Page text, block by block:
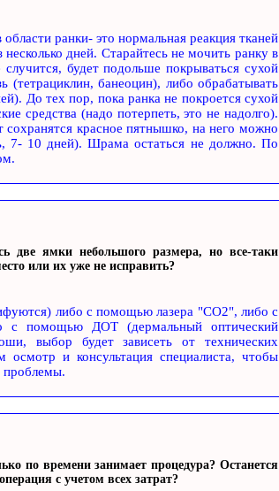
ранки- это нормальная реакция тканей
дней. Старайтесь не мочить ранку в
будет подольше покрываться сухой
(тетрациклин, банеоцин), либо обрабатывать
До тех пор, пока ранка не покроется сухой
средства (надо потерпеть, это не надолго).
сохранятся красное пятнышко, на него можно
7- 10 дней). Шрама остаться не должно. По
две ямки небольшого размера, но все-таки
или их уже не исправить?
либо с помощью лазера "СО2", либо с
с помощью ДОТ (дермальный оптический
выбор будет зависеть от технических
осмотр и консультация специалиста, чтобы
проблемы.
по времени занимает процедура? Останется
с учетом всех затрат?